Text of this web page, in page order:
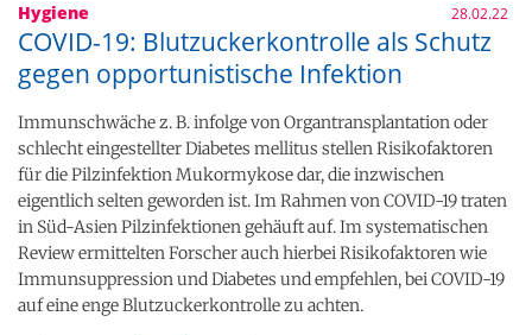
Hygiene 28.02.22
COVID-19: Blutzuckerkontrolle als Schutz
gegen opportunistische Infektion
Immunschwäche z. B. infolge von Organtransplantation oder
schlecht eingestellter Diabetes mellitus stellen Risikofaktoren
für die Pilzinfektion Mukormykose dar, die inzwischen
eigentlich selten geworden ist. Im Rahmen von COVID-19 traten
in Süd-Asien Pilzinfektionen gehäuft auf. Im systematischen
Review ermittelten Forscher auch hierbei Risikofaktoren wie
Immunsuppression und Diabetes und empfehlen, bei COVID-19
auf eine enge Blutzuckerkontrolle zu achten.